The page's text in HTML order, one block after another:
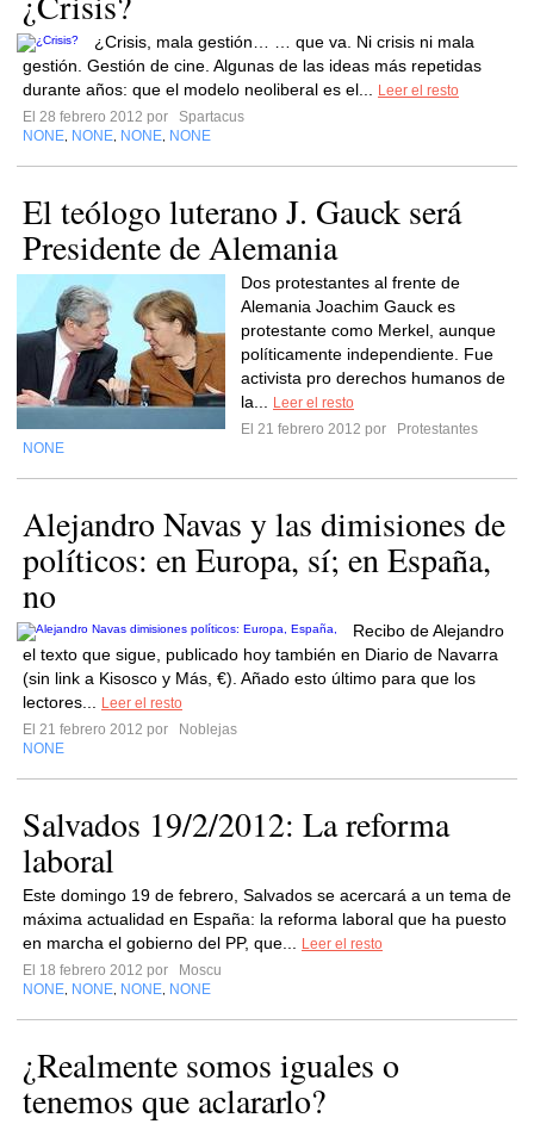
¿Crisis, mala gestión… … que va. Ni crisis ni mala
gestión. Gestión de cine. Algunas de las ideas más repetidas
durante años: que el modelo neoliberal es el...
Leer el resto
El 28 febrero 2012 por
Spartacus
NONE NONE NONE NONE
El teólogo luterano J. Gauck será
Presidente de Alemania
Dos protestantes al frente de
Alemania Joachim Gauck es
protestante como Merkel, aunque
políticamente independiente. Fue
activista pro derechos humanos de
la...
Leer el resto
El 21 febrero 2012 por
Protestantes
NONE
Alejandro Navas y las dimisiones de
políticos: en Europa, sí; en España,
no
Recibo de Alejandro
el texto que sigue, publicado hoy también en Diario de Navarra
(sin link a Kisosco y Más, €). Añado esto último para que los
lectores...
Leer el resto
El 21 febrero 2012 por
Noblejas
NONE
Salvados 19/2/2012: La reforma
laboral
Este domingo 19 de febrero, Salvados se acercará a un tema de
máxima actualidad en España: la reforma laboral que ha puesto
en marcha el gobierno del PP, que...
Leer el resto
El 18 febrero 2012 por
Moscu
NONE NONE NONE NONE
¿Realmente somos iguales o
tenemos que aclararlo?